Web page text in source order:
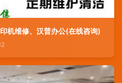
机维修、汉普办公(在线咨询)